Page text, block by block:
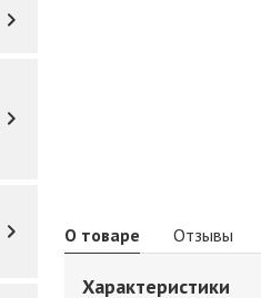
О товаре Отзывы
Характеристики